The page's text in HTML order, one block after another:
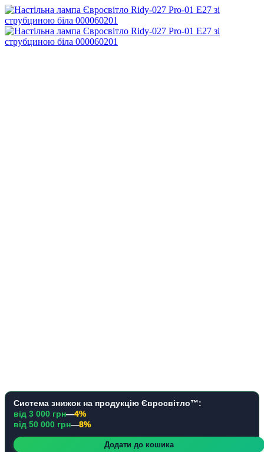
Система знижок на продукцію Євросвітло™:
від 3 000 грн—4%
від 50 000 грн—8%
Додати до кошика